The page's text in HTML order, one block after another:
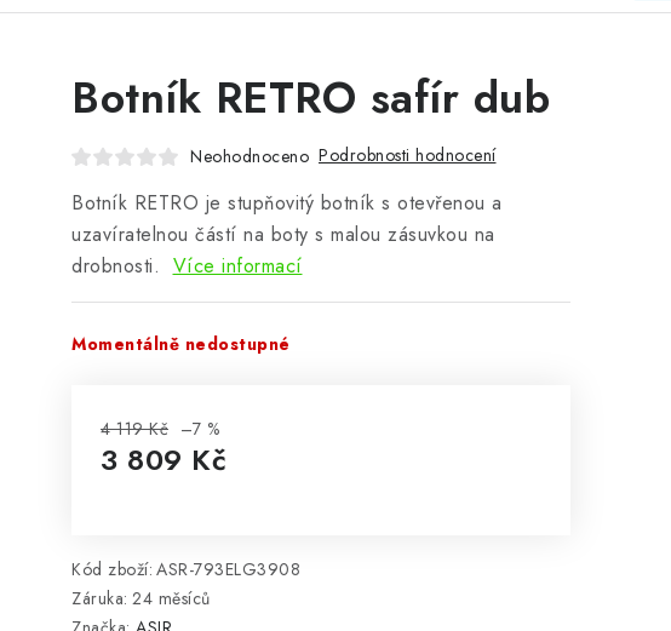
Botník RETRO safír dub
Neohodnoceno Podrobnosti hodnocení
Botník RETRO je stupňovitý botník s otevřenou a
uzavíratelnou částí na boty s malou zásuvkou na
drobnosti. Více informací
Momentálně nedostupné
4 119 Kč –7 %
3 809 Kč
Kód zboží: ASR-793ELG3908
Záruka: 24 měsíců